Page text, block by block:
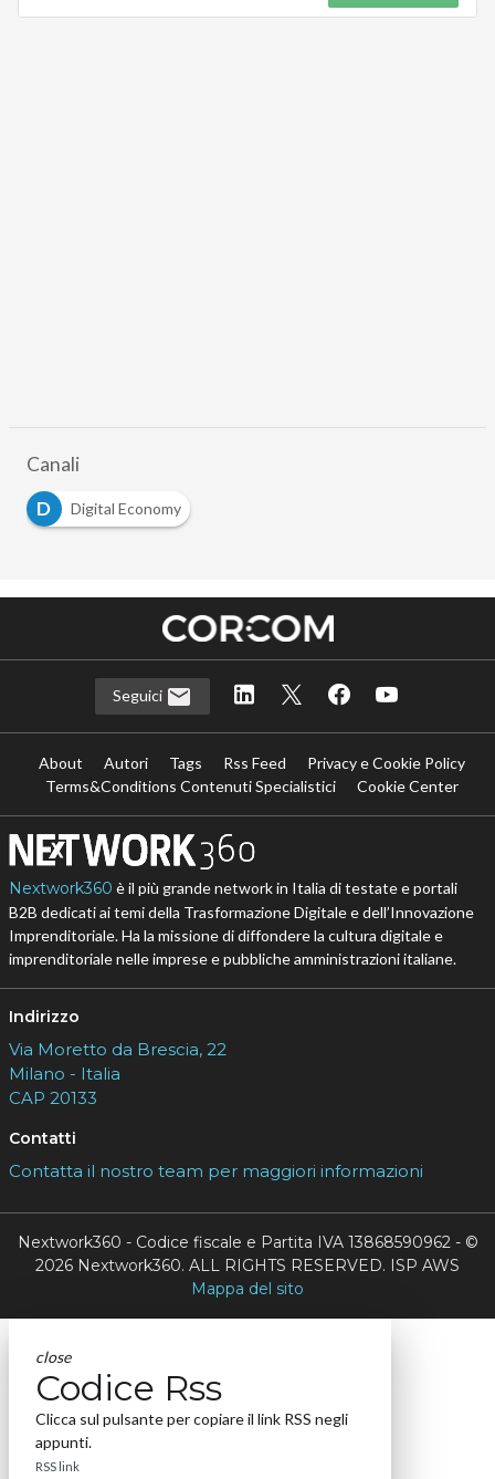
Canali
D
Digital Economy
Seguici
About Autori Tags Rss Feed
Privacy e Cookie Policy
Terms&Conditions Contenuti Specialistici
Cookie Center
Nextwork360 è il più grande network in Italia di testate e portali
B2B dedicati ai temi della Trasformazione Digitale e dell’Innovazione
Imprenditoriale. Ha la missione di diffondere la cultura digitale e
imprenditoriale nelle imprese e pubbliche amministrazioni italiane.
Indirizzo
Via Moretto da Brescia, 22
Milano - Italia
CAP 20133
Contatti
Contatta il nostro team per maggiori informazioni
Nextwork360 - Codice fiscale e Partita IVA 13868590962 - ©
2026 Nextwork360. ALL RIGHTS RESERVED. ISP AWS
Mappa del sito
close
Codice Rss
Clicca sul pulsante per copiare il link RSS negli
appunti.
RSS link